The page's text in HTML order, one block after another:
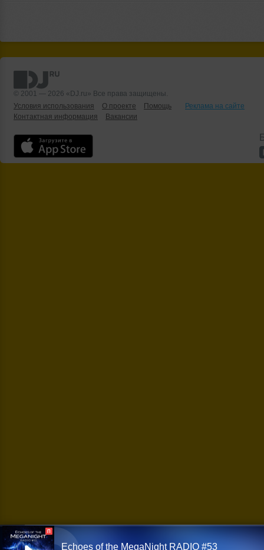
© 2001 — 2026 «DJ.ru» Все права защищены.
Условия использования
О проекте Помощь
Реклама на сайте
Контактная информация
Вакансии
П
Echoes of the MegaNight RADIO #53